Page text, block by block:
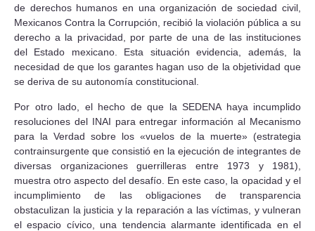
de derechos humanos en una organización de sociedad civil,
Mexicanos Contra la Corrupción, recibió la violación pública a su
derecho a la privacidad, por parte de una de las instituciones
del Estado mexicano. Esta situación evidencia, además, la
necesidad de que los garantes hagan uso de la objetividad que
se deriva de su autonomía constitucional.
Por otro lado, el hecho de que la SEDENA haya incumplido
resoluciones del INAI para entregar información al Mecanismo
para la Verdad sobre los «vuelos de la muerte» (estrategia
contrainsurgente que consistió en la ejecución de integrantes de
diversas organizaciones guerrilleras entre 1973 y 1981),
muestra otro aspecto del desafío. En este caso, la opacidad y el
incumplimiento de las obligaciones de transparencia
obstaculizan la justicia y la reparación a las víctimas, y vulneran
el espacio cívico, una tendencia alarmante identificada en el